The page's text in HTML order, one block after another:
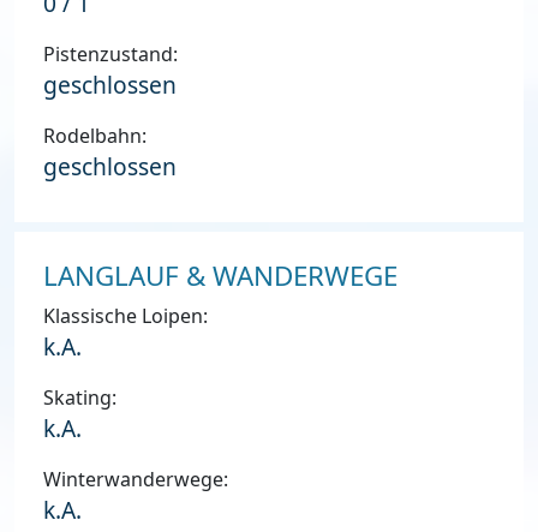
Pistenzustand:
geschlossen
Rodelbahn:
geschlossen
LANGLAUF & WANDERWEGE
Klassische Loipen:
k.A.
Skating:
k.A.
Winterwanderwege:
k.A.